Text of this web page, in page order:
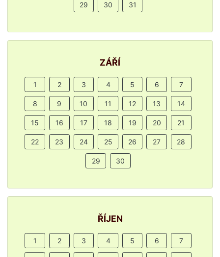
29 30 31
ZÁŘÍ
1 2 3 4 5 6 7
8 9 10 11 12 13 14
15 16 17 18 19 20 21
22 23 24 25 26 27 28
29 30
ŘÍJEN
1 2 3 4 5 6 7